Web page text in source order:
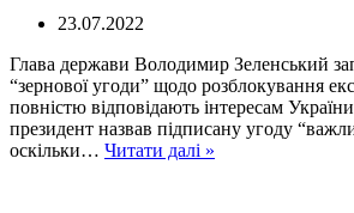
23.07.2022
Глава держави Володимир Зеленський
“зернової угоди” щодо розблокування
повністю відповідають інтересам
президент назвав підписану угоду
оскільки… Читати далі »